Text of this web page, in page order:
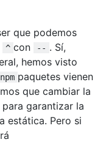
que podemos
^ con -- . Sí,
hemos visto
npm paquetes vienen
que cambiar la
garantizar la
estática. Pero si